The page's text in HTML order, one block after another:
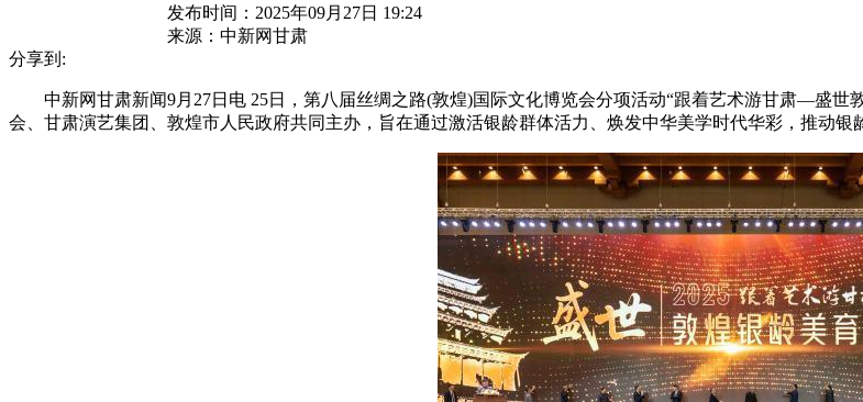
发布时间： 2025年09月27日 19:24
来源： 中新网甘肃
分享到:
中新网甘肃新闻9月27日电 25日，第八届丝绸之路(敦煌)国际文化博览会分项活动“跟着艺术游甘肃—盛世
会、甘肃演艺集团、敦煌市人民政府共同主办，旨在通过激活银龄群体活力、焕发中华美学时代华彩，推动银